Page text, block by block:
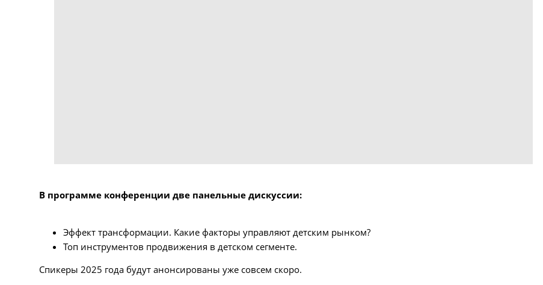
В программе конференции две панельные дискуссии:
Эффект трансформации. Какие факторы управляют детским рынком?
Топ инструментов продвижения в детском сегменте.
Спикеры 2025 года будут анонсированы уже совсем скоро.